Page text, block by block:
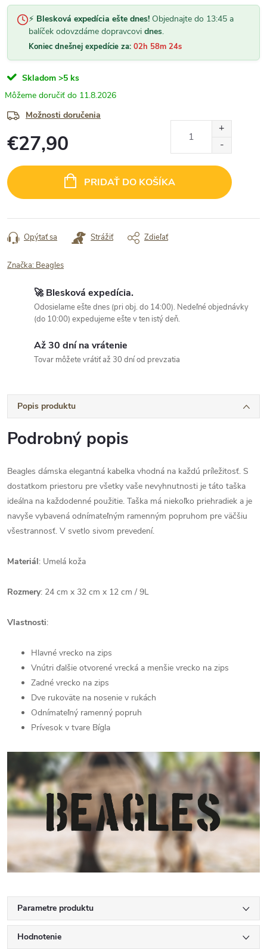
⚡ Blesková expedícia ešte dnes! Objednajte do 13:45 a
balíček odovzdáme dopravcovi dnes.
Koniec dnešnej expedície za: 02h 58m 23s
Skladom >5 ks
11.8.2026
Možnosti doručenia
€27,90
cena:
PRIDAŤ DO KOŠÍKA
Opýtať sa Strážiť Zdieľať
Značka: Beagles
🚀 Blesková expedícia.
Odosielame ešte dnes (pri obj. do 14:00). Nedeľné objednávky
(do 10:00) expedujeme ešte v ten istý deň.
Až 30 dní na vrátenie
Tovar môžete vrátiť až 30 dní od prevzatia
Popis produktu
Podrobný popis
Beagles dámska elegantná kabelka vhodná na každú príležitosť. S
dostatkom priestoru pre všetky vaše nevyhnutnosti je táto taška
ideálna na každodenné použitie. Taška má niekoľko priehradiek a je
navyše vybavená odnímateľným ramenným popruhom pre väčšiu
všestrannosť. V svetlo sivom prevedení.
Materiál: Umelá koža
Rozmery: 24 cm x 32 cm x 12 cm / 9L
Vlastnosti:
Hlavné vrecko na zips
Vnútri ďalšie otvorené vrecká a menšie vrecko na zips
Zadné vrecko na zips
Dve rukoväte na nosenie v rukách
Odnímateľný ramenný popruh
Prívesok v tvare Bígla
Parametre produktu
Hodnotenie